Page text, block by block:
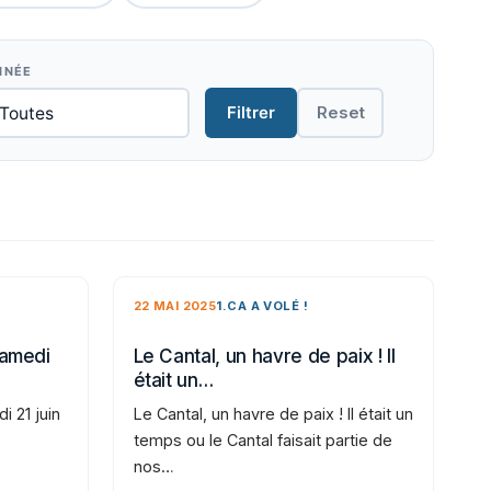
Filtrer Reset
21 juin
22 MAI 20251.CA A VOLÉ !
Le Cantal, un havre de paix ! Il
était un…
Le Cantal, un havre de paix ! Il était un
temps ou le Cantal faisait partie de
nos…